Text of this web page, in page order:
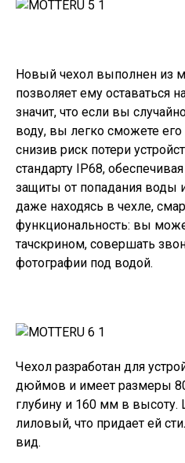
Новый чехол выполнен из
позволяет ему оставаться
значит, что если вы
воду, вы легко сможете
снизив риск потери
стандарту IP68,
защиты от попадания воды
даже находясь в чехле,
функциональность: вы
тачскрином, совершать
фотографии под водой.
Чехол разработан для
дюймов и имеет размеры
глубину и 160 мм в
лиловый, что придает ей
вид.